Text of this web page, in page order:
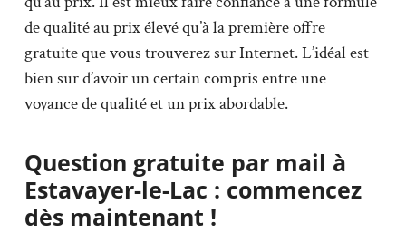
de qualité au prix élevé qu’à la première offre
gratuite que vous trouverez sur Internet. L’idéal est
bien sur d’avoir un certain compris entre une
voyance de qualité et un prix abordable.
Question gratuite par mail à
Estavayer-le-Lac : commencez
dès maintenant !